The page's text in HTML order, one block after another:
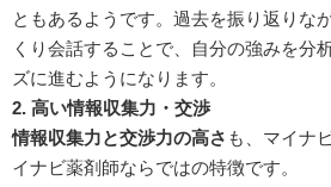
ともあるようです。過去を振り返りな
くり会話することで、自分の強みを分
ズに進むようになります。
2. 高い情報収集力・交渉
情報収集力と交渉力の高さ も、マイナ
イナビ薬剤師ならではの特徴です。